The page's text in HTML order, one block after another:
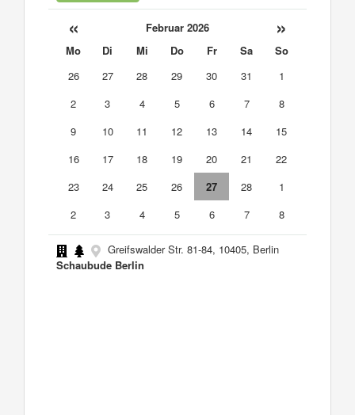
« Februar 2026 »
Mo Di Mi Do Fr Sa
So
26
27 28 29 30 31
1
2
3 4 5 6 7
8
9
10 11 12 13 14
15
16
17 18 19 20 21
22
23
24 25 26 27 28
1
2
3 4 5 6 7 8
Greifswalder Str. 81-84, 10405, Berlin
Schaubude Berlin